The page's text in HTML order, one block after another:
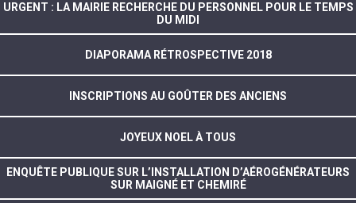
URGENT : LA MAIRIE RECHERCHE DU PERSONNEL POUR LE TEMPS
DU MIDI
DIAPORAMA RÉTROSPECTIVE 2018
INSCRIPTIONS AU GOÛTER DES ANCIENS
JOYEUX NOEL À TOUS
ENQUÊTE PUBLIQUE SUR L’INSTALLATION D’AÉROGÉNÉRATEURS
SUR MAIGNÉ ET CHEMIRÉ